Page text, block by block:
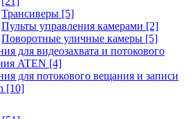
Трансиверы [5]
Пульты управления камерами [2]
Поворотные уличные камеры [5]
для видеозахвата и потокового
ATEN [4]
для потокового вещания и записи
[10]